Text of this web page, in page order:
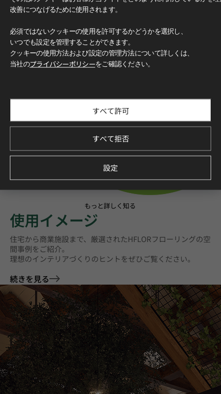
もっと詳しく知る
使用イメージ
住宅から商業施設まで、厳選されたHFLORフローリングの空
間事例をご紹介。
理想のインテリアづくりのヒントをぜひご覧ください。
続きを見る
改善につなげるために使用されます。
必須ではないクッキーの使用を許可するかどうかを選択し、
いつでも設定を管理することができます。
クッキーの使用方法および設定の管理方法について詳しくは、
当社のプライバシーポリシーをご確認ください。
すべて許可
すべて拒否
設定